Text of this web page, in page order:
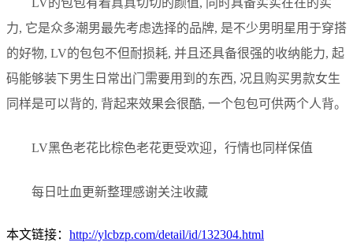
力, 它是众多潮男最先考虑选择的品牌, 是不少男明星用于穿搭
的好物, LV的包包不但耐损耗, 并且还具备很强的收纳能力, 起
码能够装下男生日常出门需要用到的东西, 况且购买男款女生
同样是可以背的, 背起来效果会很酷, 一个包包可供两个人背。
LV黑色老花比棕色老花更受欢迎，行情也同样保值
每日吐血更新整理感谢关注收藏
本文链接： http://ylcbzp.com/detail/id/132304.html